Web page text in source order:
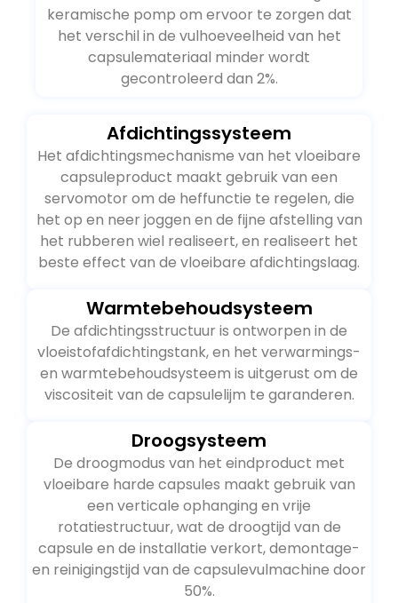
keramische pomp om ervoor te zorgen dat
het verschil in de vulhoeveelheid van het
capsulemateriaal minder wordt
gecontroleerd dan 2%.
Afdichtingssysteem
Het afdichtingsmechanisme van het vloeibare
capsuleproduct maakt gebruik van een
servomotor om de heffunctie te regelen, die
het op en neer joggen en de fijne afstelling van
het rubberen wiel realiseert, en realiseert het
beste effect van de vloeibare afdichtingslaag.
Warmtebehoudsysteem
De afdichtingsstructuur is ontworpen in de
vloeistofafdichtingstank, en het verwarmings-
en warmtebehoudsysteem is uitgerust om de
viscositeit van de capsulelijm te garanderen.
Droogsysteem
De droogmodus van het eindproduct met
vloeibare harde capsules maakt gebruik van
een verticale ophanging en vrije
rotatiestructuur, wat de droogtijd van de
capsule en de installatie verkort, demontage-
en reinigingstijd van de capsulevulmachine door
50%.